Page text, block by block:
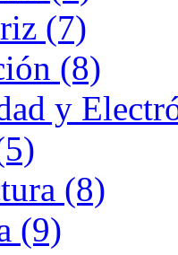
(7)
(8)
y
(8)
(9)